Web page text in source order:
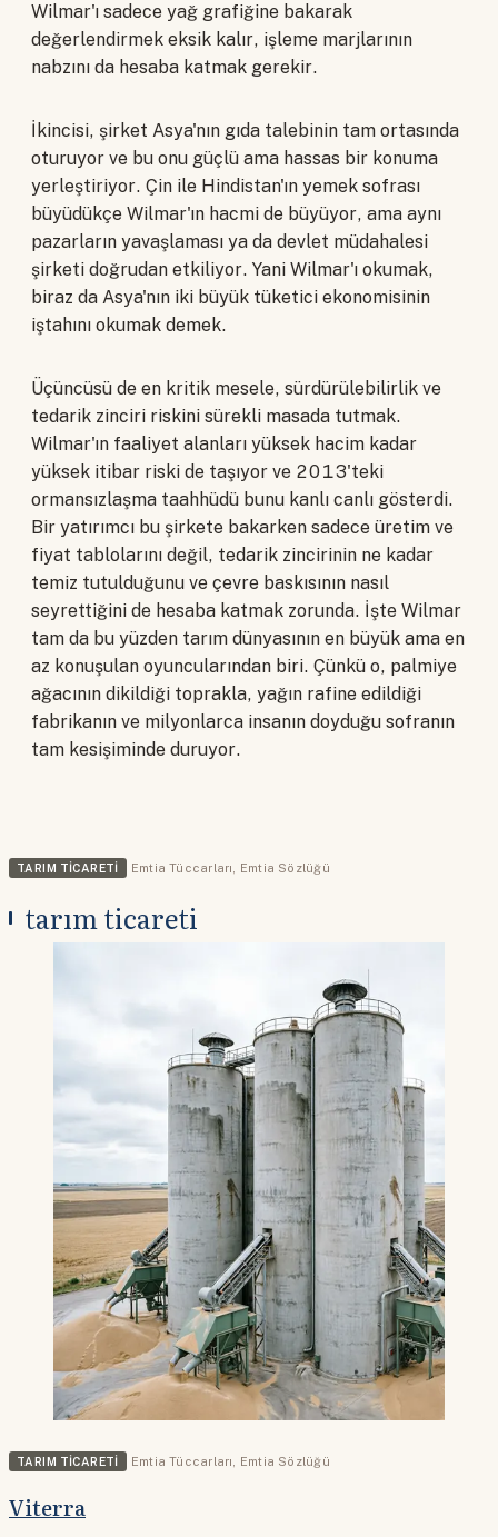
Wilmar'ı sadece yağ grafiğine bakarak
değerlendirmek eksik kalır, işleme marjlarının
nabzını da hesaba katmak gerekir.
İkincisi, şirket Asya'nın gıda talebinin tam ortasında
oturuyor ve bu onu güçlü ama hassas bir konuma
yerleştiriyor. Çin ile Hindistan'ın yemek sofrası
büyüdükçe Wilmar'ın hacmi de büyüyor, ama aynı
pazarların yavaşlaması ya da devlet müdahalesi
şirketi doğrudan etkiliyor. Yani Wilmar'ı okumak,
biraz da Asya'nın iki büyük tüketici ekonomisinin
iştahını okumak demek.
Üçüncüsü de en kritik mesele, sürdürülebilirlik ve
tedarik zinciri riskini sürekli masada tutmak.
Wilmar'ın faaliyet alanları yüksek hacim kadar
yüksek itibar riski de taşıyor ve 2013'teki
ormansızlaşma taahhüdü bunu kanlı canlı gösterdi.
Bir yatırımcı bu şirkete bakarken sadece üretim ve
fiyat tablolarını değil, tedarik zincirinin ne kadar
temiz tutulduğunu ve çevre baskısının nasıl
seyrettiğini de hesaba katmak zorunda. İşte Wilmar
tam da bu yüzden tarım dünyasının en büyük ama en
az konuşulan oyuncularından biri. Çünkü o, palmiye
ağacının dikildiği toprakla, yağın rafine edildiği
fabrikanın ve milyonlarca insanın doyduğu sofranın
tam kesişiminde duruyor.
TARIM TICARETI Emtia Tüccarları, Emtia Sözlüğü
tarım ticareti
TARIM TICARETI Emtia Tüccarları, Emtia Sözlüğü
Viterra